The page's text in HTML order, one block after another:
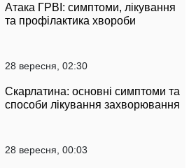
Атака ГРВІ: симптоми, лікування
та профілактика хвороби
28 вересня, 02:30
Скарлатина: основні симптоми та
способи лікування захворювання
28 вересня, 00:03